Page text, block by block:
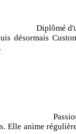
Diplômé
désormais
Elle anime